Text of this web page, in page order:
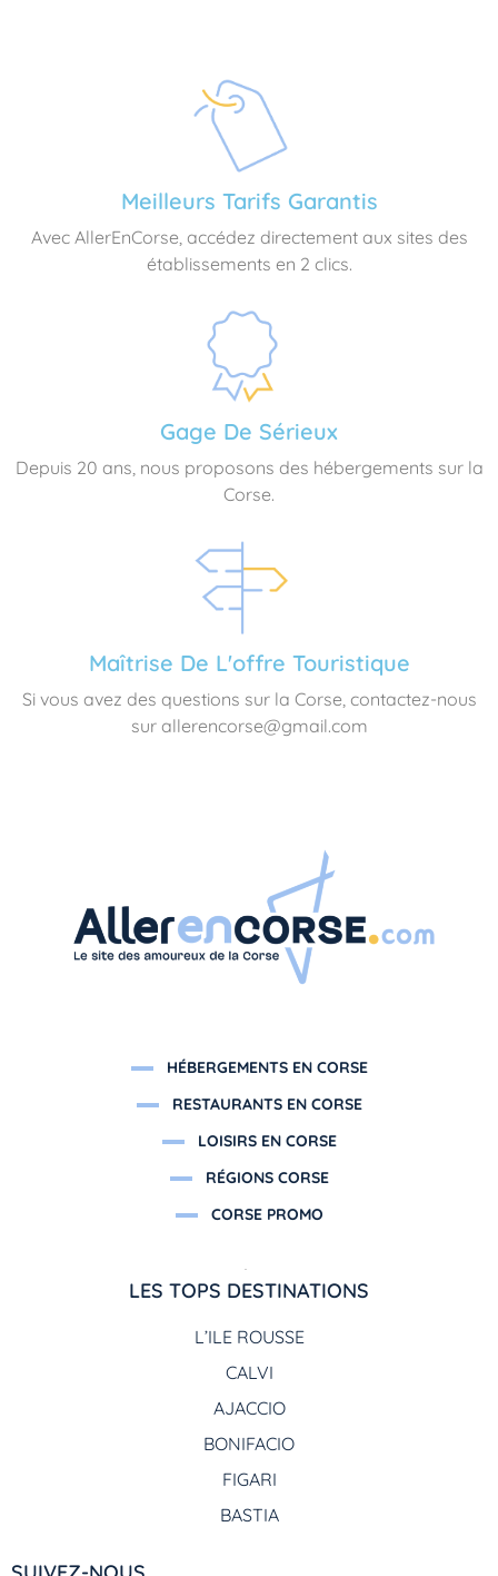
Meilleurs Tarifs Garantis
Avec AllerEnCorse, accédez directement aux sites des
établissements en 2 clics.
Gage De Sérieux
Depuis 20 ans, nous proposons des hébergements sur la
Corse.
Maîtrise De L'offre Touristique
Si vous avez des questions sur la Corse, contactez-nous
sur allerencorse@gmail.com
HÉBERGEMENTS EN CORSE
RESTAURANTS EN CORSE
LOISIRS EN CORSE
RÉGIONS CORSE
CORSE PROMO
LES TOPS DESTINATIONS
L’ILE ROUSSE
CALVI
AJACCIO
BONIFACIO
FIGARI
BASTIA